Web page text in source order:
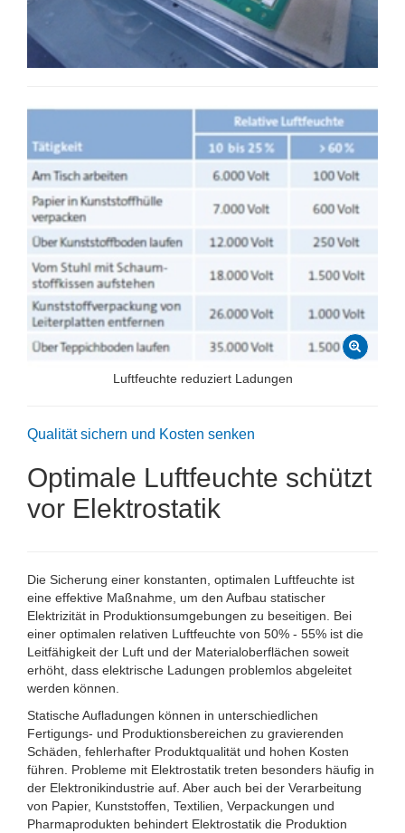
Luftfeuchte reduziert Ladungen
Qualität sichern und Kosten senken
Optimale Luftfeuchte schützt
vor Elektrostatik
Die Sicherung einer konstanten, optimalen Luftfeuchte ist
eine effektive Maßnahme, um den Aufbau statischer
Elektrizität in Produktionsumgebungen zu beseitigen. Bei
einer optimalen relativen Luftfeuchte von 50% - 55% ist die
Leitfähigkeit der Luft und der Materialoberflächen soweit
erhöht, dass elektrische Ladungen problemlos abgeleitet
werden können.
Statische Aufladungen können in unterschiedlichen
Fertigungs- und Produktionsbereichen zu gravierenden
Schäden, fehlerhafter Produktqualität und hohen Kosten
führen. Probleme mit Elektrostatik treten besonders häufig in
der Elektronikindustrie auf. Aber auch bei der Verarbeitung
von Papier, Kunststoffen, Textilien, Verpackungen und
Pharmaprodukten behindert Elektrostatik die Produktion